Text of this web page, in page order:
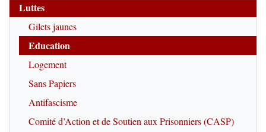
Luttes
Gilets jaunes
Education
Logement
Sans Papiers
Antifascisme
Comité d’Action et de Soutien aux Prisonniers (CASP)